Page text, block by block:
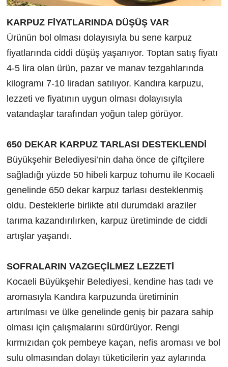
KARPUZ FİYATLARINDA DÜŞÜŞ VAR
Ürünün bol olması dolayısıyla bu sene karpuz
fiyatlarında ciddi düşüş yaşanıyor. Toptan satış fiyatı
4-5 lira olan ürün, pazar ve manav tezgahlarında
kilogramı 7-10 liradan satılıyor. Kandıra karpuzu,
lezzeti ve fiyatının uygun olması dolayısıyla
vatandaşlar tarafından yoğun talep görüyor.
650 DEKAR KARPUZ TARLASI DESTEKLENDİ
Büyükşehir Belediyesi’nin daha önce de çiftçilere
sağladığı yüzde 50 hibeli karpuz tohumu ile Kocaeli
genelinde 650 dekar karpuz tarlası desteklenmiş
oldu. Desteklerle birlikte atıl durumdaki araziler
tarıma kazandırılırken, karpuz üretiminde de ciddi
artışlar yaşandı.
SOFRALARIN VAZGEÇİLMEZ LEZZETİ
Kocaeli Büyükşehir Belediyesi, kendine has tadı ve
aromasıyla Kandıra karpuzunda üretiminin
artırılması ve ülke genelinde geniş bir pazara sahip
olması için çalışmalarını sürdürüyor. Rengi
kırmızıdan çok pembeye kaçan, nefis aroması ve bol
sulu olmasından dolayı tüketicilerin yaz aylarında